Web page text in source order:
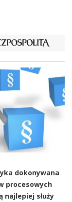
dokonywana
procesowych
najlepiej służy